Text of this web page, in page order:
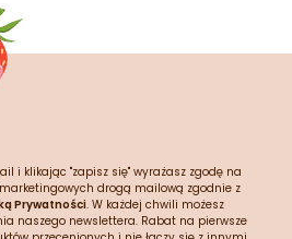
i klikając "zapisz się" wyrażasz zgodę na
drogą mailową zgodnie z
Prywatności. W każdej chwili możesz
naszego newslettera. Rabat na pierwsze